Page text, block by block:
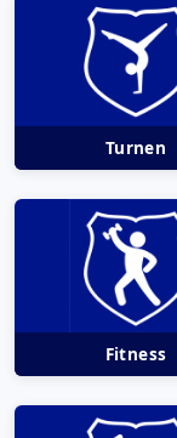
Turnen
Fitness